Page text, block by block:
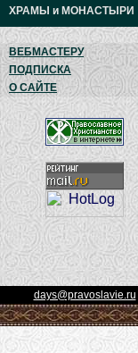
ХРАМЫ и МОНАСТЫРИ
ВЕБМАСТЕРУ
ПОДПИСКА
О САЙТЕ
days@pravoslavie.ru